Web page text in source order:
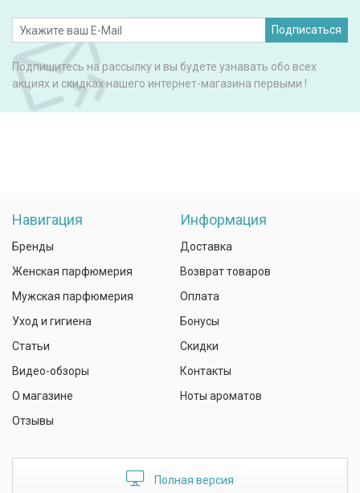
Подписаться
Подпишитесь на рассылку и вы будете узнавать обо всех
акциях и скидках нашего интернет-магазина первыми !
Навигация
Бренды
Женская парфюмерия
Мужская парфюмерия
Уход и гигиена
Статьи
Видео-обзоры
О магазине
Отзывы
Информация
Доставка
Возврат товаров
Оплата
Бонусы
Скидки
Контакты
Ноты ароматов
Полная версия